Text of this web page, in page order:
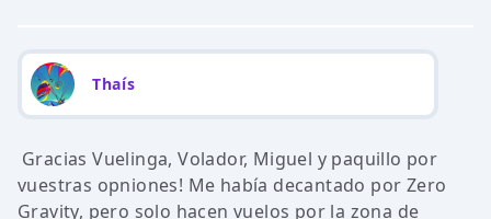
Thaís
Gracias Vuelinga, Volador, Miguel y paquillo por
vuestras opniones! Me había decantado por Zero
Gravity, pero solo hacen vuelos por la zona de